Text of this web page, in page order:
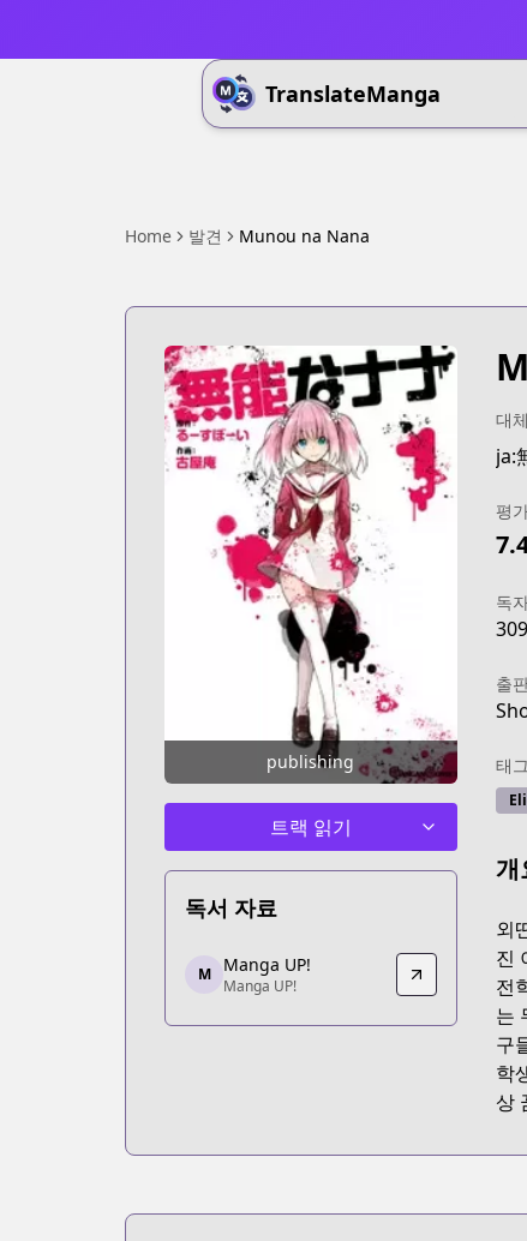
TranslateManga
Home 발견 Munou na Nana
publishing
트랙 읽기
독서 자료
Manga UP!
Manga UP!
https://global.manga-up.com/
M Manga UP!
Manga UP!
대
ja:
평
독
출
태그
개
외
진
전
는
구
학
상